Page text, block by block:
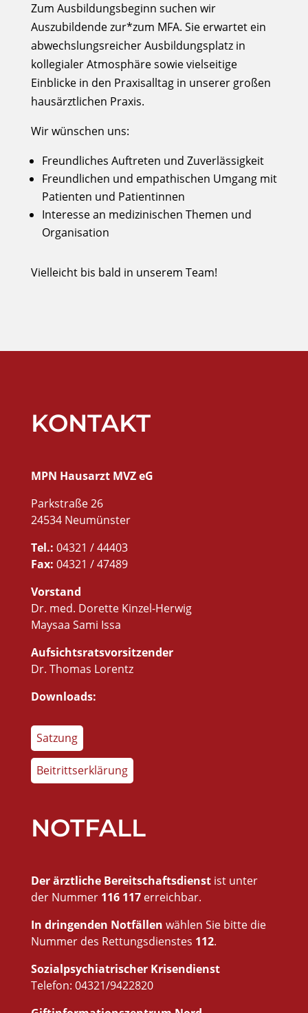
Zum Ausbildungsbeginn suchen wir
Auszubildende zur*zum MFA. Sie erwartet ein
abwechslungsreicher Ausbildungsplatz in
kollegialer Atmosphäre sowie vielseitige
Einblicke in den Praxisalltag in unserer großen
hausärztlichen Praxis.
Wir wünschen uns:
Freundliches Auftreten und Zuverlässigkeit
Freundlichen und empathischen Umgang mit
Patienten und Patientinnen
Interesse an medizinischen Themen und
Organisation
Vielleicht bis bald in unserem Team!
KONTAKT
MPN Hausarzt MVZ eG
Parkstraße 26
24534 Neumünster
Tel.: 04321 / 44403
Fax: 04321 / 47489
Vorstand
Dr. med. Dorette Kinzel-Herwig
Maysaa Sami Issa
Aufsichtsratsvorsitzender
Dr. Thomas Lorentz
Downloads:
Satzung
Beitrittserklärung
NOTFALL
Der ärztliche Bereitschaftsdienstist unter
der Nummer 116 117erreichbar.
In dringenden Notfällen wählen Sie bitte die
Nummer des Rettungsdienstes 112.
Sozialpsychiatrischer Krisendienst
Telefon: 04321/9422820